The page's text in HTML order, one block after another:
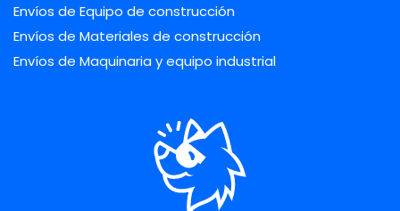
Envíos de Equipo de construcción
Envíos de Materiales de construcción
Envíos de Maquinaria y equipo industrial